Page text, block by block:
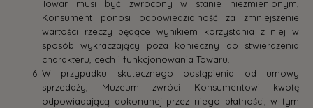
Towar musi być zwrócony w stanie niezmienionym,
Konsument ponosi odpowiedzialność za zmniejszenie
wartości rzeczy będące wynikiem korzystania z niej w
sposób wykraczający poza konieczny do stwierdzenia
charakteru, cech i funkcjonowania Towaru.
W przypadku skutecznego odstąpienia od umowy
sprzedaży, Muzeum zwróci Konsumentowi kwotę
odpowiadającą dokonanej przez niego płatności, w tym